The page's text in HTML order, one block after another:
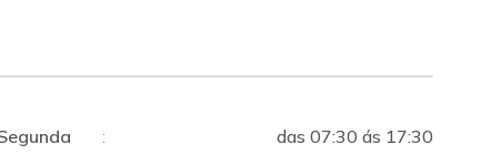
:
das 07:30 ás 17:30